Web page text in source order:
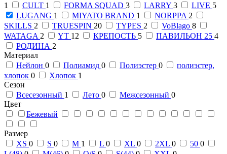
1
CULT 1 FORMA SQUAD 3 LARRY 3 LIVE 5
LUGANG 1 MIYATO BRAND 1 NORPPA 2
SKILLS 2 TRUESPIN 20 TYPES 2 VoBlago 8
WATAGA 2 YT 12 КРЕПОСТЬ 5 ПАВИЛЬОН 25 4
РОДИНА 2
Материал
Нейлон 0 Полиамид 0 Полиэстер 0
полиэстер,
хлопок 0 Хлопок 1
Сезон
Всесезонный 1 Лето 0 Межсезонный 0
Цвет
Бежевый
Размер
XS 0 S 0 M 1 L 0 XL 0 2XL 0 50 0